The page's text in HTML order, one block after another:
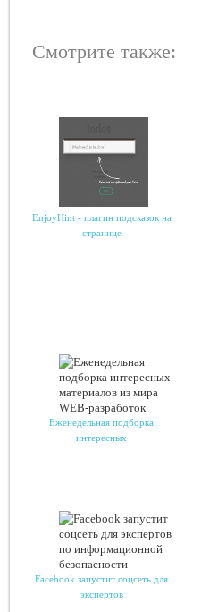
Смотрите также:
EnjoyHint - плагин подсказок на
странице
Еженедельная подборка
интересных
Facebook запустит соцсеть для
экспертов